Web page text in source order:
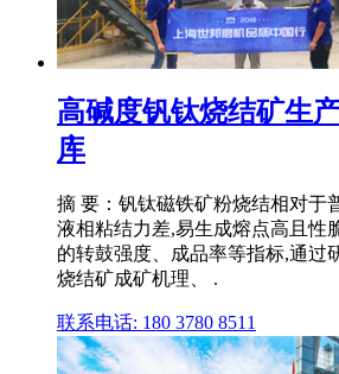
高碱度钒钛烧结矿生
库
摘 要：钒钛磁铁矿粉烧结相对于
液相粘结力差,易生成熔点高且性
的转鼓强度、成品率等指标,通过
烧结矿成矿机理、 .
联系电话: 180 3780 8511